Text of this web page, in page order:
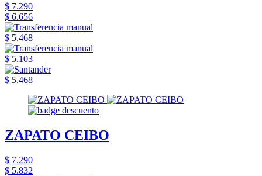
$ 7.290
$ 6.656
$ 5.468
$ 5.103
$ 5.468
ZAPATO CEIBO
$ 7.290
$ 5.832